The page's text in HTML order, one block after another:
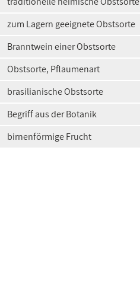
zum Lagern geeignete Obstsorte
Branntwein einer Obstsorte
Obstsorte, Pflaumenart
brasilianische Obstsorte
Begriff aus der Botanik
birnenförmige Frucht